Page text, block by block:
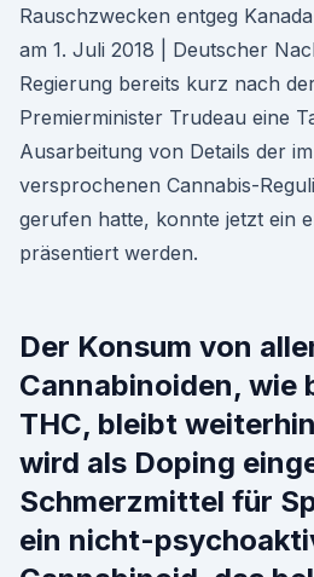
Rauschzwecken entgeg
am 1. Juli 2018 | Deutscher
Regierung bereits kurz nach
Premierminister Trudeau eine
Ausarbeitung von Details der
versprochenen Cannabis-
gerufen hatte, konnte jetzt ein
präsentiert werden.
Der Konsum von
Cannabinoiden, wie
THC, bleibt
wird als Doping
Schmerzmittel für
ein nicht-